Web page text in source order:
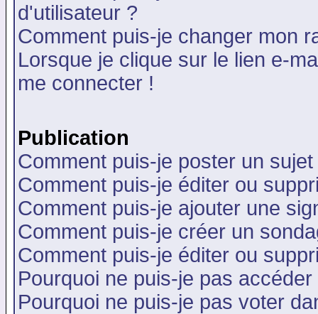
d'utilisateur ?
Comment puis-je changer mon
Lorsque je clique sur le lien e-
me connecter !
Publication
Comment puis-je poster un
Comment puis-je éditer ou
Comment puis-je ajouter une
Comment puis-je créer un
Comment puis-je éditer ou
Pourquoi ne puis-je pas
Pourquoi ne puis-je pas voter